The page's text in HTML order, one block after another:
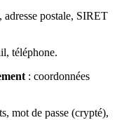
adresse postale, SIRET
téléphone.
: coordonnées
mot de passe (crypté),